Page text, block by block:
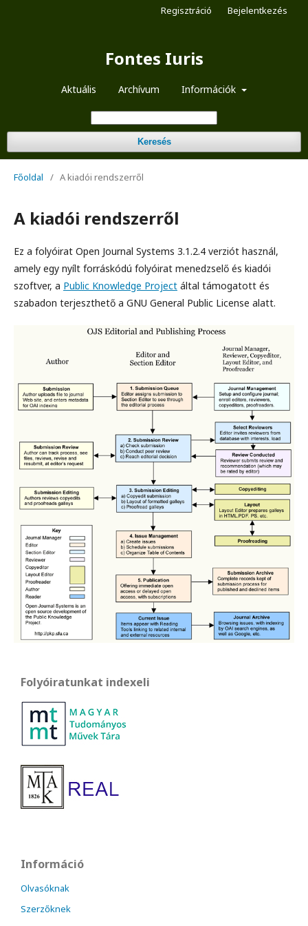
Fontes Iuris
Aktuális Archívum Információk
Keresés
Regisztráció Bejelentkezés
Főoldal / A kiadói rendszerről
A kiadói rendszerről
Ez a folyóirat Open Journal Systems 3.1.2.4 verziót használ,
amely egy nyílt forráskódú folyóirat menedzselő és kiadói
szoftver, a Public Knowledge Project által támogatott és
szabadon terjeszthető a GNU General Public License alatt.
Folyóiratunkat indexeli
Információ
Olvasóknak
Szerzőknek